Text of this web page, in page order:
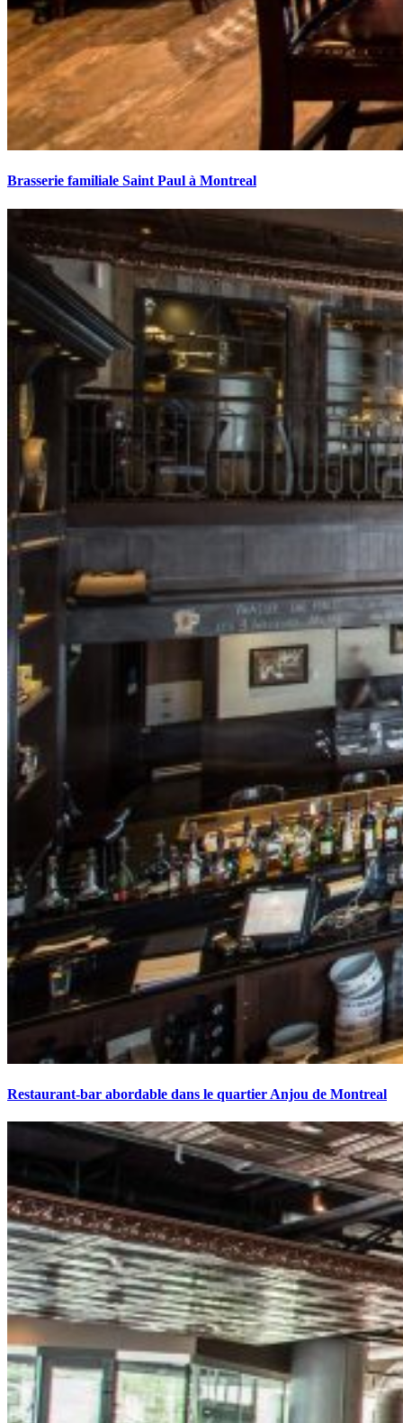
Brasserie familiale Saint Paul à Montreal
Restaurant-bar abordable dans le quartier Anjou de Montreal